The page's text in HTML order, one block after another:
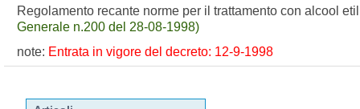
Regolamento recante norme per il trattamento con alcool
Generale n.200 del 28-08-1998)
note: Entrata in vigore del decreto: 12-9-1998